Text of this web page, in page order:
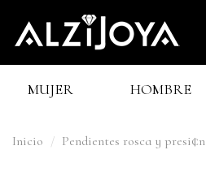
MUJER HOMBRE
Inicio Pendientes rosca y presi¢n